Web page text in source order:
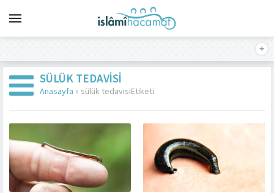
SÜLÜK TEDAVISI
Anasayfa » sülük tedavisiEtiketi